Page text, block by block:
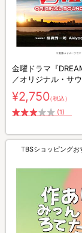
金曜ドラマ『
／オリジナル・サ
ク／CD
¥2,750（税込）
(1)
TBSショッピングお